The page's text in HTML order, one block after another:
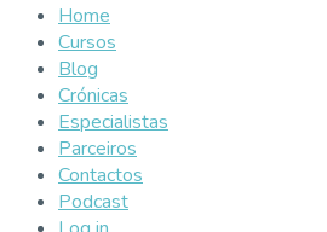
Home
Cursos
Blog
Crónicas
Especialistas
Parceiros
Contactos
Podcast